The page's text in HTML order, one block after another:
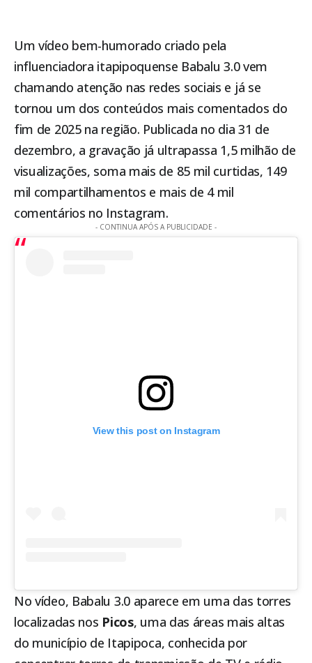
Um vídeo bem-humorado criado pela
influenciadora itapipoquense Babalu 3.0 vem
chamando atenção nas redes sociais e já se
tornou um dos conteúdos mais comentados do
fim de 2025 na região. Publicada no dia 31 de
dezembro, a gravação já ultrapassa 1,5 milhão de
visualizações, soma mais de 85 mil curtidas, 149
mil compartilhamentos e mais de 4 mil
comentários no Instagram.
- CONTINUA APÓS A PUBLICIDADE -
View this post on Instagram
No vídeo, Babalu 3.0 aparece em uma das torres
localizadas nos Picos, uma das áreas mais altas
do município de Itapipoca, conhecida por